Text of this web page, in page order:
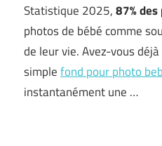
Statistique 2025,87%
photos de bébé comme
de leur vie. Avez-vous
simplefond pour photo
instantanément une …